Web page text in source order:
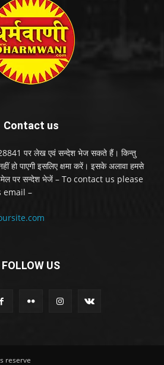
Contact us
पर लेख एवं सन्देश भेज सकते हैं। किन्तु
हो पाएगी इसलिए क्षमा करें। इसके अलावा हमसे
पर सन्देश भेजें – To contact us please
email –
FOLLOW US
reserve